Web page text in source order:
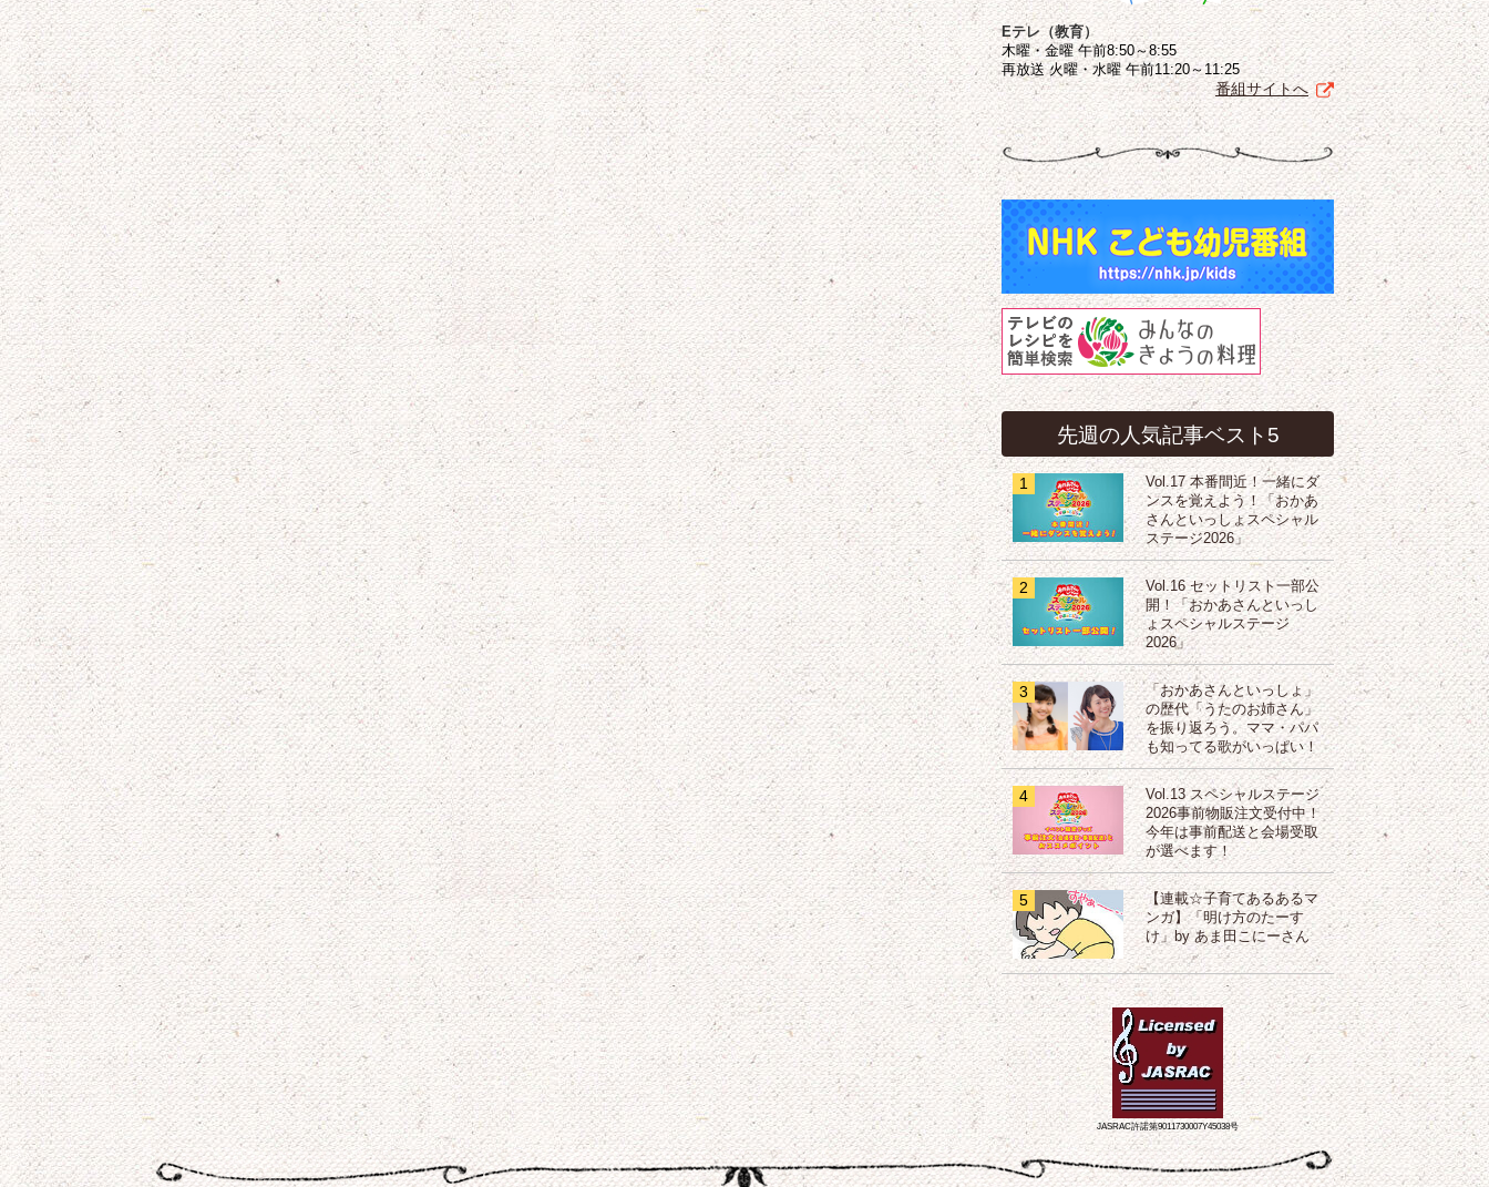
Eテレ（教育）
木曜・金曜 午前8:50～8:55
再放送 火曜・水曜 午前11:20～11:25
番組サイトへ
先週の人気記事ベスト5
1
Vol.17 本番間近！一緒にダ
ンスを覚えよう！「おかあ
さんといっしょスペシャル
ステージ2026」
2
Vol.16 セットリスト一部公
開！「おかあさんといっし
ょスペシャルステージ
2026」
3
「おかあさんといっしょ」
の歴代「うたのお姉さん」
を振り返ろう。ママ・パパ
も知ってる歌がいっぱい！
4
Vol.13 スペシャルステージ
2026事前物販注文受付中！
今年は事前配送と会場受取
が選べます！
5
【連載☆子育てあるあるマ
ンガ】「明け方のたーす
け」by あま田こにーさん
JASRAC許諾第9011730007Y45038号